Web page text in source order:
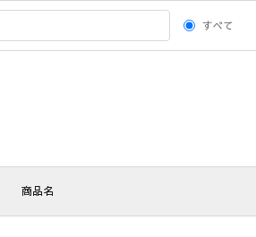
すべて
商品名